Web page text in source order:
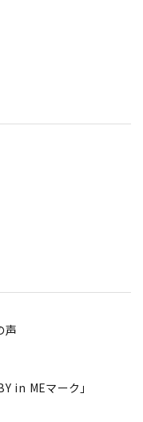
声
in MEマーク」